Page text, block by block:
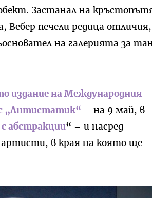
Застанал на
Вебер печели редица отличия,
на галерията за
издание на Международния
„Антистатик“ – на 9 май, в
абстракции“ – и насред
артисти, в края на която ще